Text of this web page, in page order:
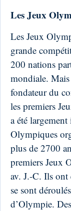
Les Jeux
Les Jeux
grande
200 nations
mondiale.
fondateur du
les premiers
a été
Olympiques
plus de 2700
premiers Jeux
av. J.-C. Ils ont
se sont
d’Olympie.